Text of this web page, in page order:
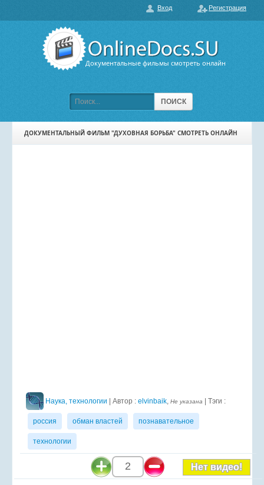
Документальные фильмы смотреть онлайн
ПОИСК
О нас
Вход Регистрация
ПОПУЛЯРНЫЕ
ПОДБОРКИ ФИЛЬМОВ
ДОКУМЕНТАЛЬНЫЙ ФИЛЬМ "ДУХОВНАЯ БОРЬБА" СМОТРЕТЬ ОНЛАЙН
Наука, технологии | Автор : elvinbaik, Не указана | Тэги :
россия обман властей познавательное
технологии
2 Нет видео!